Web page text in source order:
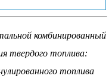
комбинированный
твердого топлива:
топлива